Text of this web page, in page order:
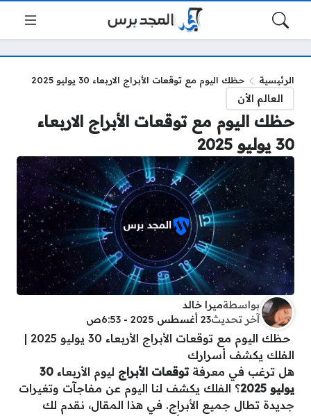
الرئيسية حظك اليوم مع توقعات الأبراج الاربعاء 30 يوليو 2025
العالم الأن
حظك اليوم مع توقعات الأبراج الاربعاء
30 يوليو 2025
بواسطةميرا خالد
آخر تحديث23 أغسطس 2025 - 6:53ص
حظك اليوم مع توقعات الأبراج الأربعاء 30 يوليو 2025 |
الفلك يكشف أسرارك
هل ترغب في معرفةتوقعات الأبراج ليوم الأربعاء 30
يوليو 2025
؟ الفلك يكشف لنا اليوم عن مفاجآت وتغيرات
جديدة تطال جميع الأبراج. في هذا المقال، نقدم لك